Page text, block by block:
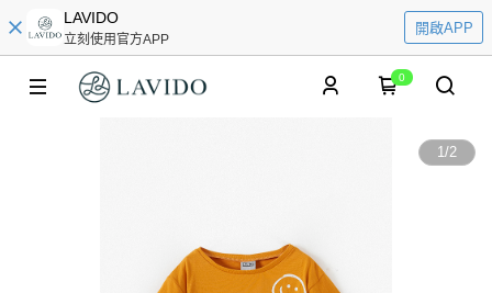
LAVIDO
立刻使用官方APP
開啟APP
0
1/2